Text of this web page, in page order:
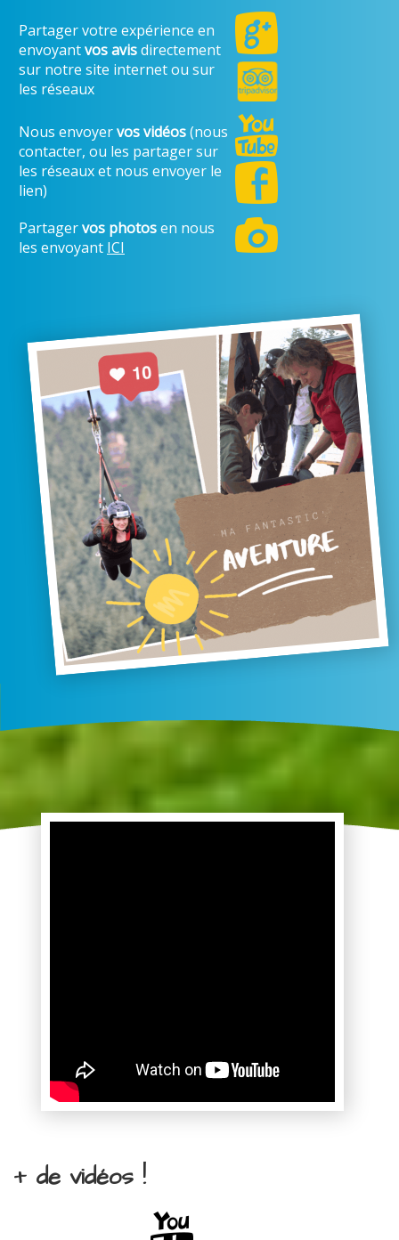
Partager votre expérience en
envoyantvos avisdirectement
sur notre site internet ou sur
les réseaux
Nous envoyervos vidéos(nous
contacter, ou les partager sur
les réseaux et nous envoyer le
lien)
Partagervos photosen nous
les envoyant ICI
+ de vidéos !